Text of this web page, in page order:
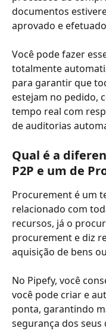
documentos
aprovado e
Você pode fazer
totalmente
para garantir que
estejam no pedido,
tempo real com
de auditorias
Qual é a
P2P e um de
Procurement é um
relacionado com
recursos, já o
procurement e diz
aquisição de bens
No Pipefy, você
você pode criar e
ponta, garantindo
segurança dos